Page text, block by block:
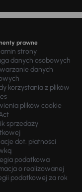
prawne
strony
danych osobowych
danych
korzystania z plików
plików cookie
sprzedaży
dot. płatności
podatkowa
o realizowanej
podatkowej za rok